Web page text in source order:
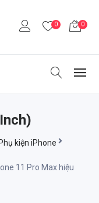
0 0
Phụ kiện iPhone
11 Pro Max hiệu